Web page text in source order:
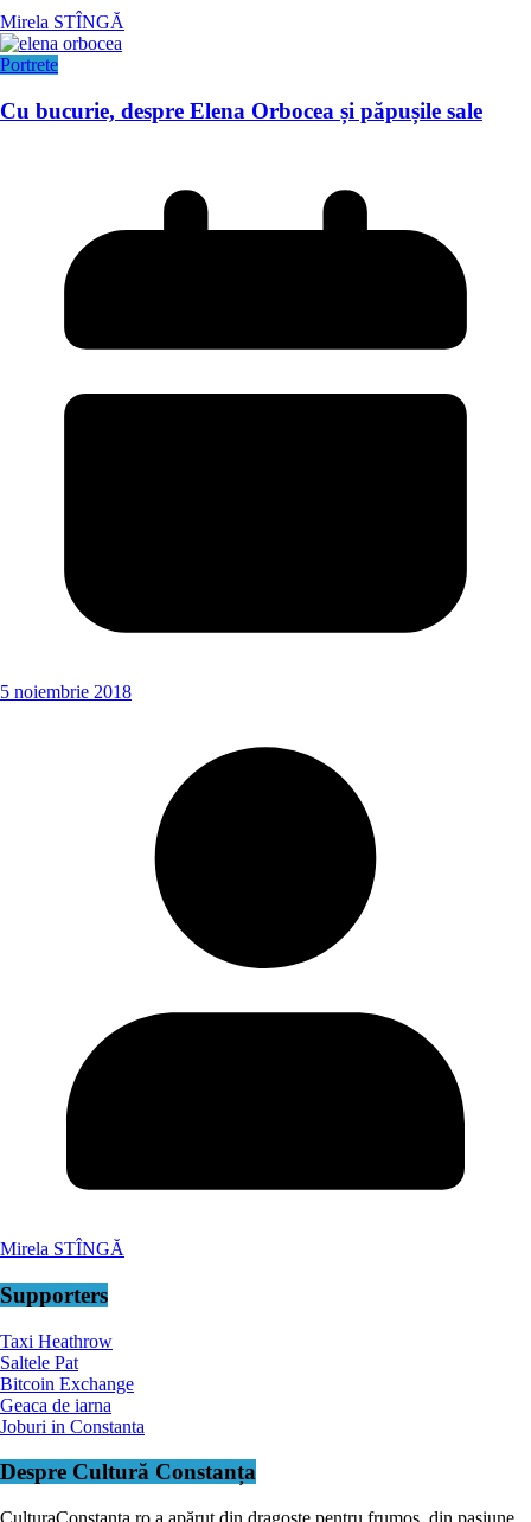
Mirela STÎNGĂ
Portrete
Cu bucurie, despre Elena Orbocea și păpușile sale
5 noiembrie 2018
Mirela STÎNGĂ
Supporters
Taxi Heathrow
Saltele Pat
Bitcoin Exchange
Geaca de iarna
Joburi in Constanta
Despre Cultură Constanța